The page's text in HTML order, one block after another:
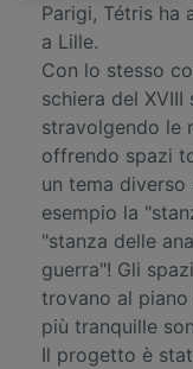
Parigi, Tétris ha
a Lille.
Con lo stesso
schiera del
stravolgendo le
offrendo spazi
un tema diverso
esempio la
"stanza delle
guerra"! Gli
trovano al
più tranquille
Il progetto è